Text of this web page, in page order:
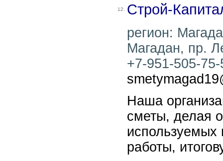
12. Строй-
регион:
Магадан, пр.
+7-951-505-
Наша
сметы, делая
используемых
работы,